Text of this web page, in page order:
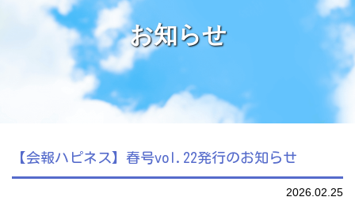
お知らせ
【会報ハピネス】春号vol.22発行のお知らせ
2026.02.25